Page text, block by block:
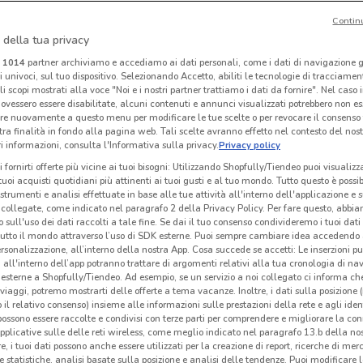
Lovable
Scade il 31/08 201 m
Boggi
Scade il 31/12 238 m
Fiorella Rubino
Scade il 20/08 1.2 km
Scarpe & Scarpe
Scade il 30/09 2.4 km
della tua privacy
1014partner archiviamo e accediamo ai dati personali, come i dati di navigazione
sul tuo dispositivo. Selezionando Accetto, abiliti le tecnologie di
scopi mostrati alla voce "Noi e i nostri partner trattiamo i dati da fornire". Nel caso
essere disabilitate, alcuni contenuti e annunci visualizzati potrebbero non
nuovamente a questo menu per modificare le tue scelte o per revocare il
finalità in fondo alla pagina web. Tali scelte avranno effetto nel contesto del
informazioni, consulta l'Informativa sulla privacy.Privacy policy
fornirti offerte più vicine ai tuoi bisogni: Utilizzando Shopfully/Tiendeo puoi
acquisti quotidiani più attinenti ai tuoi gusti e al tuo mondo. Tutto questo è
e analisi effettuate in base alle tue attività all'interno dell'applicazione e
come indicato nel paragrafo 2 della Privacy Policy. Per fare questo,
sull'uso dei dati raccolti a tale fine. Se dai il tuo consenso condivideremo i tuoi dati
il mondo attraverso l’uso di SDK esterne. Puoi sempre cambiare idea accedendo
all’interno della nostra App. Cosa succede se accetti: Le inserzioni
all'interno dell’app potranno trattare di argomenti relativi alla tua cronologia di
a Shopfully/Tiendeo. Ad esempio, se un servizio a noi collegato ci informa
potremo mostrarti delle offerte a tema vacanze. Inoltre, i dati sulla posizione
il relativo consenso) insieme alle informazioni sulle prestazioni della rete e agli
essere raccolte e condivisi con terze parti per comprendere e migliorare la
sulle delle reti wireless, come meglio indicato nel paragrafo 13.b della
i tuoi dati possono anche essere utilizzati per la creazione di report, ricerche di
statistiche, analisi basate sulla posizione e analisi delle tendenze. Puoi modificare